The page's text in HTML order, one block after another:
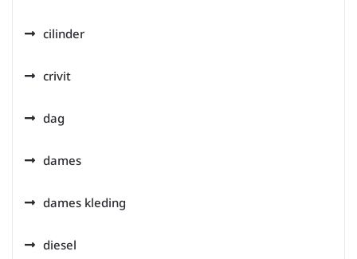
cilinder
crivit
dag
dames
dames kleding
diesel